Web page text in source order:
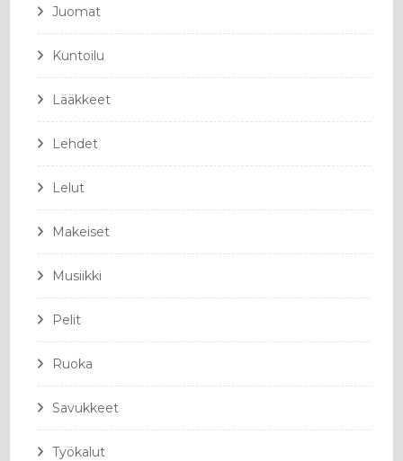
Juomat
Kuntoilu
Lääkkeet
Lehdet
Lelut
Makeiset
Musiikki
Pelit
Ruoka
Savukkeet
Työkalut